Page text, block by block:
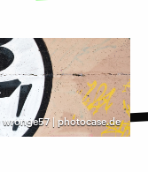
wronge57 | photocase.de